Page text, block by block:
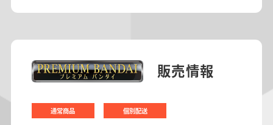
販売情報
通常商品 個別配送